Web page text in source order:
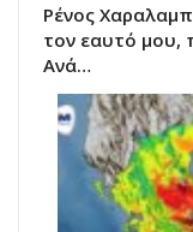
Ρένος
τον εαυτό μου,
Ανά…